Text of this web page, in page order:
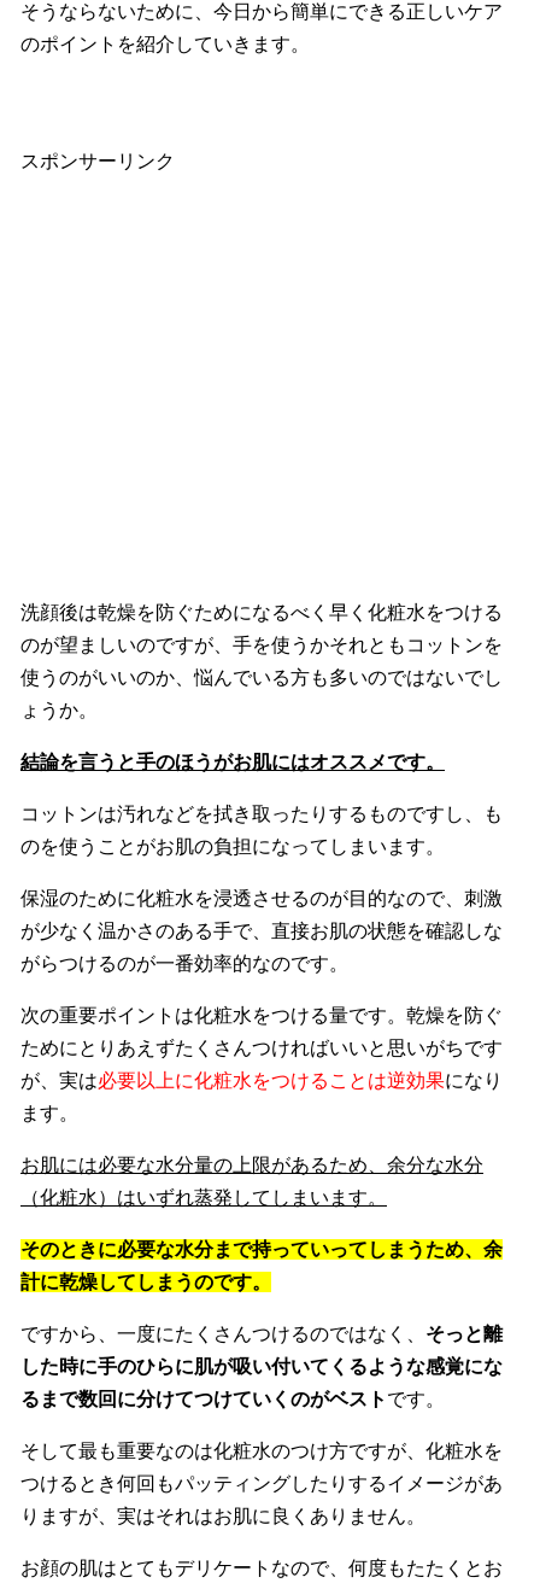
そうならないために、今日から簡単にできる正しいケア
のポイントを紹介していきます。
スポンサーリンク
洗顔後は乾燥を防ぐためになるべく早く化粧水をつける
のが望ましいのですが、手を使うかそれともコットンを
使うのがいいのか、悩んでいる方も多いのではないでし
ょうか。
結論を言うと手のほうがお肌にはオススメです。
コットンは汚れなどを拭き取ったりするものですし、も
のを使うことがお肌の負担になってしまいます。
保湿のために化粧水を浸透させるのが目的なので、刺激
が少なく温かさのある手で、直接お肌の状態を確認しな
がらつけるのが一番効率的なのです。
次の重要ポイントは化粧水をつける量です。乾燥を防ぐ
ためにとりあえずたくさんつければいいと思いがちです
が、実は必要以上に化粧水をつけることは逆効果になり
ます。
お肌には必要な水分量の上限があるため、余分な水分
（化粧水）はいずれ蒸発してしまいます。
そのときに必要な水分まで持っていってしまうため、余
計に乾燥してしまうのです。
ですから、一度にたくさんつけるのではなく、 そっと離
した時に手のひらに肌が吸い付いてくるような感覚にな
るまで数回に分けてつけていくのがベスト です。
そして最も重要なのは化粧水のつけ方ですが、化粧水を
つけるとき何回もパッティングしたりするイメージがあ
りますが、実はそれはお肌に良くありません。
お顔の肌はとてもデリケートなので、何度もたたくとお